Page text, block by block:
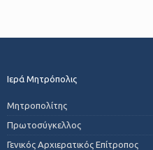
Ιερά Μητρόπολις
Μητροπολίτης
Πρωτοσύγκελλος
Γενικός Αρχιερατικός Επίτροπος